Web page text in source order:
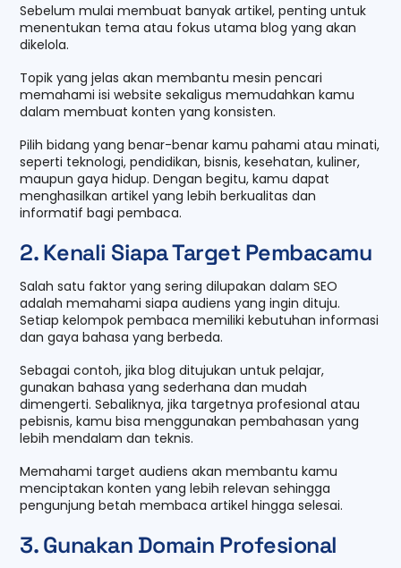
Sebelum mulai membuat banyak artikel, penting untuk
menentukan tema atau fokus utama blog yang akan
dikelola.
Topik yang jelas akan membantu mesin pencari
memahami isi website sekaligus memudahkan kamu
dalam membuat konten yang konsisten.
Pilih bidang yang benar-benar kamu pahami atau minati,
seperti teknologi, pendidikan, bisnis, kesehatan, kuliner,
maupun gaya hidup. Dengan begitu, kamu dapat
menghasilkan artikel yang lebih berkualitas dan
informatif bagi pembaca.
2. Kenali Siapa Target Pembacamu
Salah satu faktor yang sering dilupakan dalam SEO
adalah memahami siapa audiens yang ingin dituju.
Setiap kelompok pembaca memiliki kebutuhan informasi
dan gaya bahasa yang berbeda.
Sebagai contoh, jika blog ditujukan untuk pelajar,
gunakan bahasa yang sederhana dan mudah
dimengerti. Sebaliknya, jika targetnya profesional atau
pebisnis, kamu bisa menggunakan pembahasan yang
lebih mendalam dan teknis.
Memahami target audiens akan membantu kamu
menciptakan konten yang lebih relevan sehingga
pengunjung betah membaca artikel hingga selesai.
3. Gunakan Domain Profesional